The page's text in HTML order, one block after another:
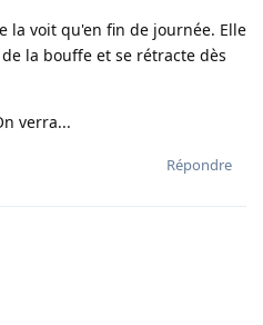
la voit qu'en fin de journée. Elle
la bouffe et se rétracte dès
verra...
Répondre